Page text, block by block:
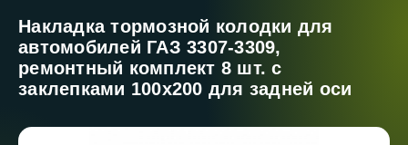
Накладка тормозной колодки для
автомобилей ГАЗ 3307-3309,
ремонтный комплект 8 шт. с
заклепками 100х200 для задней оси